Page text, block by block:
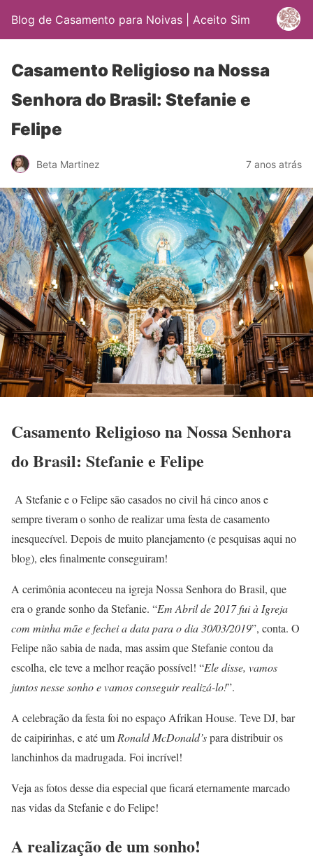
Blog de Casamento para Noivas | Aceito Sim
Casamento Religioso na Nossa
Senhora do Brasil: Stefanie e
Felipe
Beta Martinez 7 anos atrás
Casamento Religioso na Nossa Senhora
do Brasil: Stefanie e Felipe
A Stefanie e o Felipe são casados no civil há cinco anos e
sempre tiveram o sonho de realizar uma festa de casamento
inesquecível. Depois de muito planejamento (e pesquisas aqui no
blog), eles finalmente conseguiram!
A cerimônia aconteceu na igreja Nossa Senhora do Brasil, que
era o grande sonho da Stefanie. “Em Abril de 2017 fui à Igreja
com minha mãe e fechei a data para o dia 30/03/2019”, conta. O
Felipe não sabia de nada, mas assim que Stefanie contou da
escolha, ele teve a melhor reação possível! “Ele disse, vamos
juntos nesse sonho e vamos conseguir realizá-lo!”.
A celebração da festa foi no espaço Afrikan House. Teve DJ, bar
de caipirinhas, e até um Ronald McDonald’spara distribuir os
lanchinhos da madrugada. Foi incrível!
Veja as fotos desse dia especial que ficará eternamente marcado
nas vidas da Stefanie e do Felipe!
A realização de um sonho!